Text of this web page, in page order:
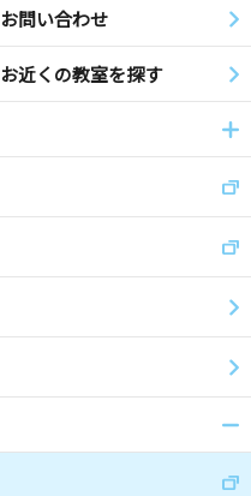
お問い合わせ
お近くの教室を探す